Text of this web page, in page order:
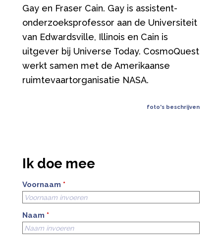
Gay en Fraser Cain. Gay is assistent-
onderzoeksprofessor aan de Universiteit
van Edwardsville, Illinois en Cain is
uitgever bij Universe Today. CosmoQuest
werkt samen met de Amerikaanse
ruimtevaartorganisatie NASA.
foto's beschrijven
Ik doe mee
Voornaam *
Naam *